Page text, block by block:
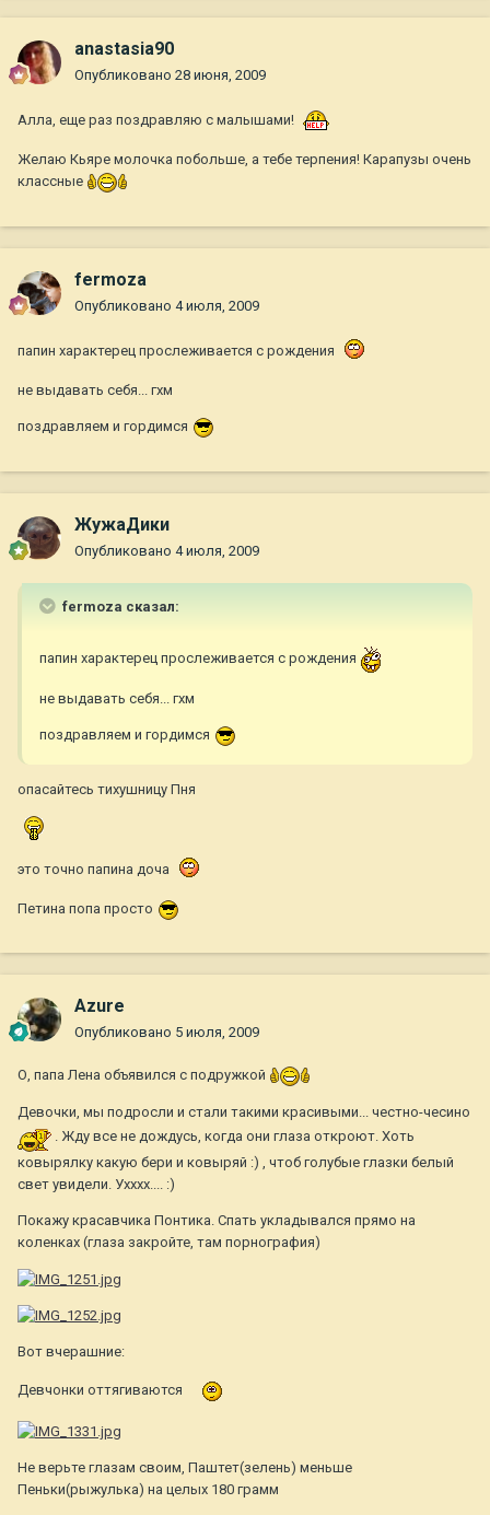
anastasia90
Опубликовано 28 июня, 2009
Алла, еще раз поздравляю с малышами!
Желаю Кьяре молочка побольше, а тебе терпения! Карапузы очень
классные
fermoza
Опубликовано 4 июля, 2009
папин характерец прослеживается с рождения
не выдавать себя... гхм
поздравляем и гордимся
ЖужаДики
Опубликовано 4 июля, 2009
fermoza сказал:
папин характерец прослеживается с рождения
не выдавать себя... гхм
поздравляем и гордимся
опасайтесь тихушницу Пня
это точно папина доча
Петина попа просто
Azure
Опубликовано 5 июля, 2009
О, папа Лена объявился с подружкой
Девочки, мы подросли и стали такими красивыми... честно-чесино
. Жду все не дождусь, когда они глаза откроют. Хоть
ковырялку какую бери и ковыряй :) , чтоб голубые глазки белый
свет увидели. Ухххх.... :)
Покажу красавчика Понтика. Спать укладывался прямо на
коленках (глаза закройте, там порнография)
Вот вчерашние:
Девчонки оттягиваются
Не верьте глазам своим, Паштет(зелень) меньше
Пеньки(рыжулька) на целых 180 грамм